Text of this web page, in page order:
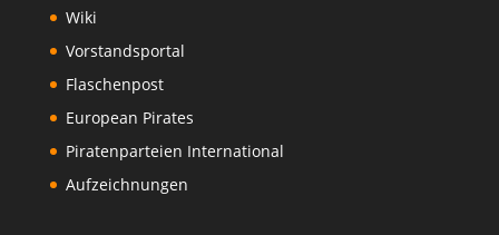
Wiki
Vorstandsportal
Flaschenpost
European Pirates
Piratenparteien International
Aufzeichnungen